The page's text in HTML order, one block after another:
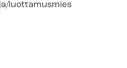
luottamusmies